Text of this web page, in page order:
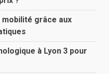
grâce aux
à Lyon 3 pour